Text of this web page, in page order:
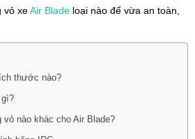
vỏ xeAir Blade loại nào để vừa an toàn,
thước nào?
vỏ nào khác cho Air Blade?